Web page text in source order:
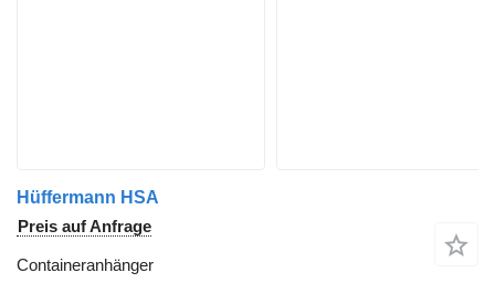
Hüffermann HSA
Preis auf Anfrage
Containeranhänger